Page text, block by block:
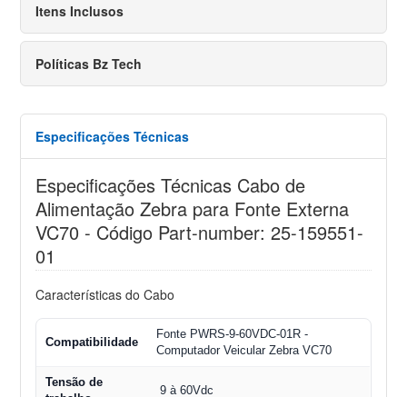
Itens Inclusos
Políticas Bz Tech
Especificações Técnicas
Especificações Técnicas Cabo de
Alimentação Zebra para Fonte Externa
VC70 - Código Part-number: 25-159551-
01
Características do Cabo
Compatibilidade
Fonte PWRS-9-60VDC-01R -
Computador Veicular Zebra VC70
Tensão de
9 à 60Vdc